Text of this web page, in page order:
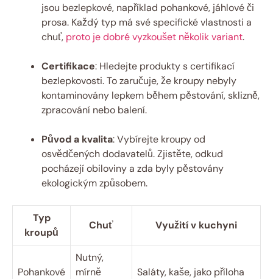
jsou bezlepkové, například pohankové, jáhlové či
prosa. Každý typ má své specifické vlastnosti a
chuť, proto je dobré vyzkoušet několik variant.
Certifikace: Hledejte produkty s certifikací
bezlepkovosti. To zaručuje, že kroupy nebyly
kontaminovány lepkem během pěstování, sklizně,
zpracování nebo balení.
Původ a kvalita: Vybírejte kroupy od
osvědčených dodavatelů. Zjistěte, odkud
pocházejí obiloviny a zda byly pěstovány
ekologickým způsobem.
Typ
kroupů
Chuť Využití v kuchyni
Pohankové
Nutný,
mírně
Saláty, kaše, jako příloha